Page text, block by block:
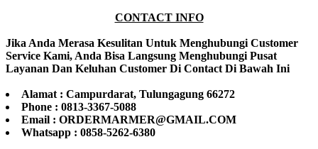
CONTACT INFO
Jika Anda Merasa Kesulitan Untuk Menghubungi Customer
Service Kami, Anda Bisa Langsung Menghubungi Pusat
Layanan Dan Keluhan Customer Di Contact Di Bawah Ini
Alamat : Campurdarat, Tulungagung 66272
Phone : 0813-3367-5088
Email : ORDERMARMER@GMAIL.COM
Whatsapp : 0858-5262-6380